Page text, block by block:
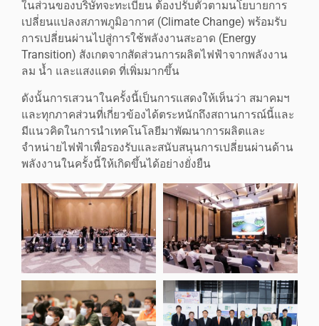
ในส่วนของบริษัทจะทะเบียน ต้องปรับตัวตามนโยบายการ
เปลี่ยนแปลงสภาพภูมิอากาศ (Climate Change) พร้อมรับ
การเปลี่ยนผ่านไปสู่การใช้พลังงานสะอาด (Energy
Transition) สังเกตจากสัดส่วนการผลิตไฟฟ้าจากพลังงาน
ลม น้ำ และแสงแดด ที่เพิ่มมากขึ้น
ดังนั้นการเสวนาในครั้งนี้เป็นการแสดงให้เห็นว่า สมาคมฯ
และทุกภาคส่วนที่เกี่ยวข้องได้ตระหนักถึงสถานการณ์นี้และ
มีแนวคิดในการนำเทคโนโลยีมาพัฒนาการผลิตและ
จำหน่ายไฟฟ้าเพื่อรองรับและสนับสนุนการเปลี่ยนผ่านด้าน
พลังงานในครั้งนี้ให้เกิดขึ้นได้อย่างยั่งยืน